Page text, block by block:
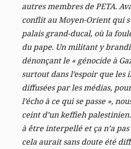
autres membres de PETA.
conflit au Moyen-Orient qui
palais grand-ducal, où la
du pape. Un militant y
dénonçant le « génocide à
surtout dans l’espoir que les
diffusées par les médias,
l’écho à ce qui se passe »,
ceint d’un keffieh
à être interpellé et ça n’a
cela aurait sans doute été